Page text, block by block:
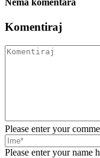
Komentiraj
Please enter your
Please enter your name